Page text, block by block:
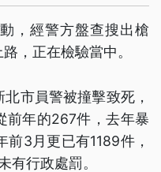
，經警方盤查搜出槍
，正在檢驗當中。
市員警被撞擊致死，
前年的267件，去年暴
3月更已有1189件，
有行政處罰。